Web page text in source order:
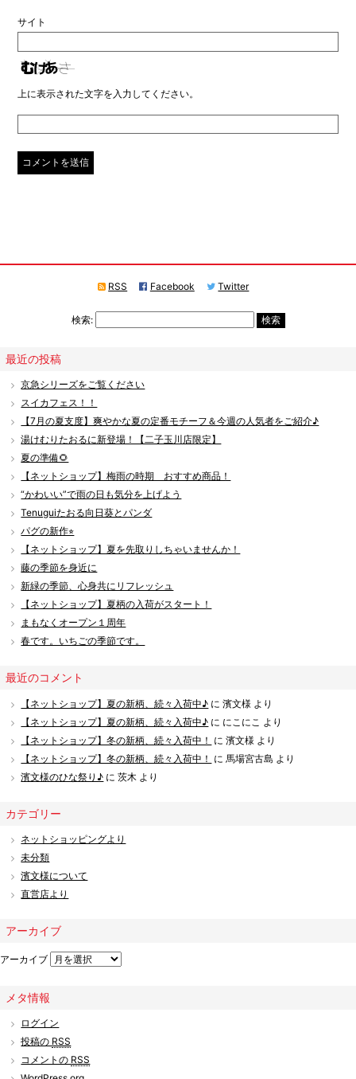
サイト
上に表示された文字を入力してください。
RSS Facebook Twitter
検索:
最近の投稿
京急シリーズをご覧ください
スイカフェス！！
【7月の夏支度】爽やかな夏の定番モチーフ＆今週の人気者をご紹介♪
湯けむりたおるに新登場！【二子玉川店限定】
夏の準備🌻
【ネットショップ】梅雨の時期 おすすめ商品！
“かわいい”で雨の日も気分を上げよう
Tenuguiたおる向日葵とパンダ
パグの新作⭐︎
【ネットショップ】夏を先取りしちゃいませんか！
藤の季節を身近に
新緑の季節、心身共にリフレッシュ
【ネットショップ】夏柄の入荷がスタート！
まもなくオープン１周年
春です。いちごの季節です。
最近のコメント
【ネットショップ】夏の新柄、続々入荷中♪ に濱文様 より
【ネットショップ】夏の新柄、続々入荷中♪ に にこにこ より
【ネットショップ】冬の新柄、続々入荷中！ に濱文様 より
【ネットショップ】冬の新柄、続々入荷中！ に 馬場宮古島 より
濱文様のひな祭り♪ に茨木 より
カテゴリー
ネットショッピングより
未分類
濱文様について
直営店より
アーカイブ
アーカイブ
メタ情報
ログイン
投稿の RSS
コメントの RSS